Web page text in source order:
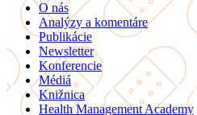
O nás
Analýzy a komentáre
Publikácie
Newsletter
Konferencie
Médiá
Knižnica
Health Management Academy